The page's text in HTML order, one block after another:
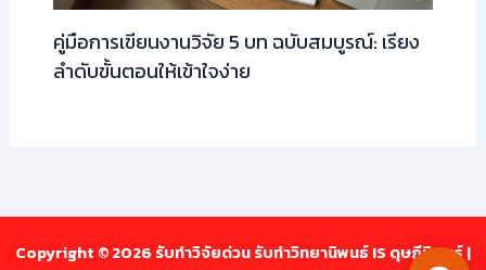
คู่มือการเขียนงานวิจัย 5 บท ฉบับสมบูรณ์: เรียง
ลำดับขั้นตอนให้เข้าใจง่าย
Copyright © 2026 รับทำวิจัยด่วน รับทำวิทยานิพนธ์ IS ดุษฎีนิพนธ์ |